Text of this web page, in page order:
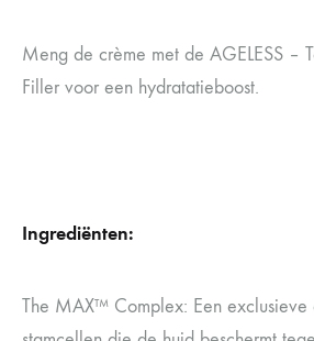
Meng de crème met de AGELESS –
Filler voor een hydratatieboost.
Ingrediënten:
The MAX™ Complex: Een exclusieve